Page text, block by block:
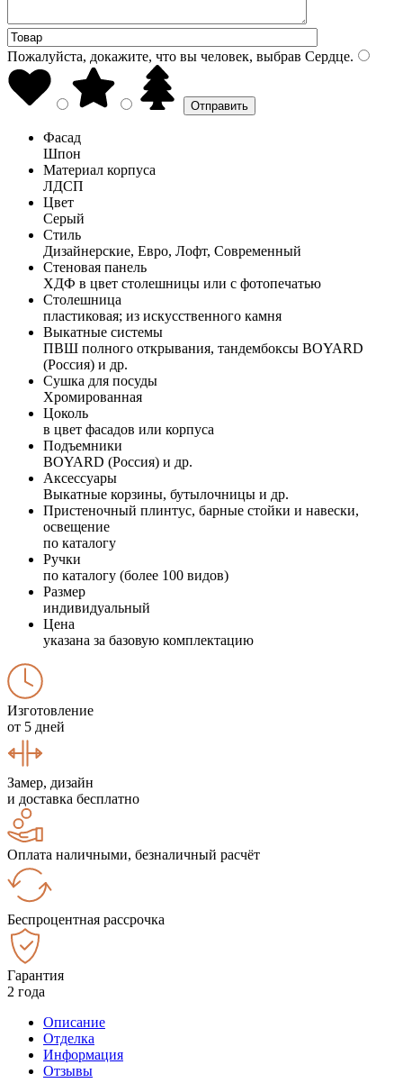
Пожалуйста, докажите, что вы человек, выбрав Сердце.
Фасад
Шпон
Материал корпуса
ЛДСП
Цвет
Серый
Стиль
Дизайнерские, Евро, Лофт, Современный
Стеновая панель
ХДФ в цвет столешницы или с фотопечатью
Столешница
пластиковая; из искусственного камня
Выкатные системы
ПВШ полного открывания, тандембоксы BOYARD
(Россия) и др.
Сушка для посуды
Хромированная
Цоколь
в цвет фасадов или корпуса
Подъемники
BOYARD (Россия) и др.
Аксессуары
Выкатные корзины, бутылочницы и др.
Пристеночный плинтус, барные стойки и навески,
освещение
по каталогу
Ручки
по каталогу (более 100 видов)
Размер
индивидуальный
Цена
указана за базовую комплектацию
Изготовление
от 5 дней
Замер, дизайн
и доставка бесплатно
Оплата наличными, безналичный расчёт
Беспроцентная рассрочка
Гарантия
2 года
Описание
Отделка
Информация
Отзывы